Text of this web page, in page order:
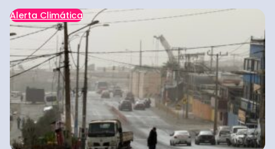
Alerta Climática